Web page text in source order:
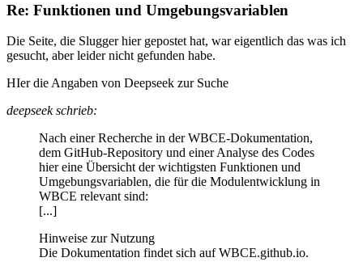
Re: Funktionen und Umgebungsvariablen
Die Seite, die Slugger hier gepostet hat, war eigentlich das was ich
gesucht, aber leider nicht gefunden habe.
HIer die Angaben von Deepseek zur Suche
deepseek schrieb:
Nach einer Recherche in der WBCE-Dokumentation,
dem GitHub-Repository und einer Analyse des Codes
hier eine Übersicht der wichtigsten Funktionen und
Umgebungsvariablen, die für die Modulentwicklung in
WBCE relevant sind:
[...]
Hinweise zur Nutzung
Die Dokumentation findet sich auf WBCE.github.io.